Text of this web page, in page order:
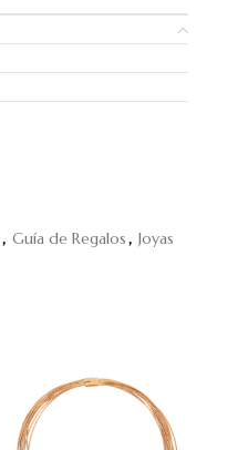
, Guía de Regalos, Joyas